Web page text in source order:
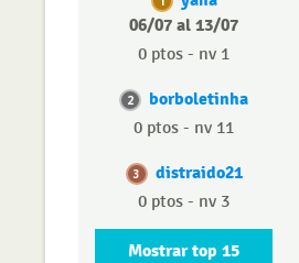
06/07 al 13/07
0 ptos - nv 1
2 borboletinha
0 ptos - nv 11
3 distraido21
0 ptos - nv 3
Mostrar top 15